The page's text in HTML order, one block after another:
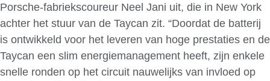
Porsche-fabriekscoureur Neel Jani uit, die in New York
achter het stuur van de Taycan zit. “Doordat de batterij
is ontwikkeld voor het leveren van hoge prestaties en de
Taycan een slim energiemanagement heeft, zijn enkele
snelle ronden op het circuit nauwelijks van invloed op